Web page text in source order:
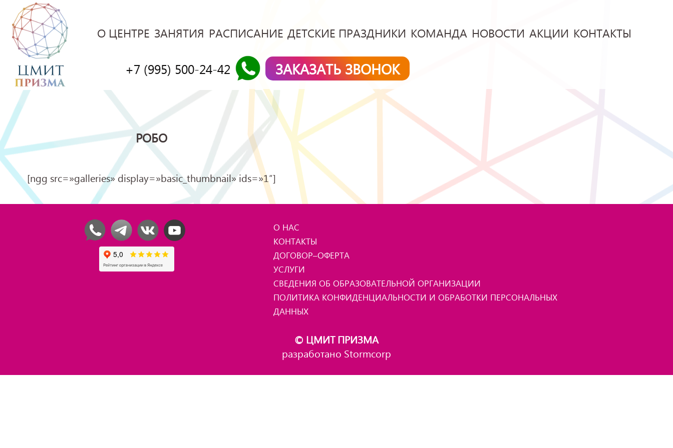
О ЦЕНТРЕ ЗАНЯТИЯ РАСПИСАНИЕ ДЕТСКИЕ ПРАЗДНИКИ КОМАНДА НОВОСТИ АКЦИИ КОНТАКТЫ
+7 (995) 500-24-42 ЗАКАЗАТЬ ЗВОНОК
РОБО
[ngg src=»galleries» display=»basic_thumbnail» ids=»1″]
О НАС
КОНТАКТЫ
ДОГОВОР–ОФЕРТА
УСЛУГИ
СВЕДЕНИЯ ОБ ОБРАЗОВАТЕЛЬНОЙ ОРГАНИЗАЦИИ
ПОЛИТИКА КОНФИДЕНЦИАЛЬНОСТИ И ОБРАБОТКИ ПЕРСОНАЛЬНЫХ
ДАННЫХ
© ЦМИТ ПРИЗМА
разработано Stormcorp